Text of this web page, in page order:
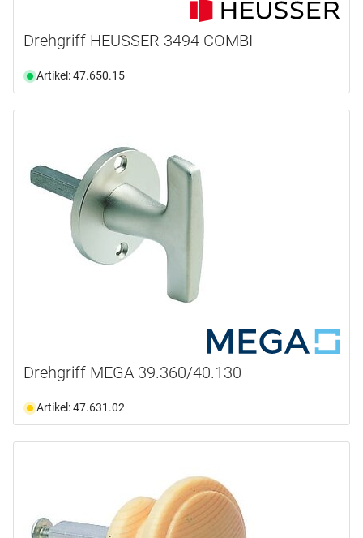
Drehgriff HEUSSER 3494 COMBI
Artikel: 47.650.15
Drehgriff MEGA 39.360/40.130
Artikel: 47.631.02